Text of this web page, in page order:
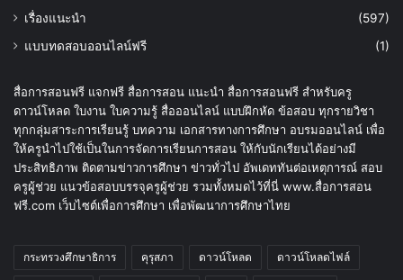
เรื่องแนะนำ
(597)
แบบทดสอบออนไลน์ฟรี
(1)
สื่อการสอนฟรี แจกฟรี สื่อการสอน แนะนำ สื่อการสอนฟรี สำหรับครู
ดาวน์โหลด ใบงาน ใบความรู้ สื่อออนไลน์ แบบฝึกหัด ข้อสอบ ทุกรายวิชา
ทุกกลุ่มสาระการเรียนรู้ บทความ เอกสารทางการศึกษา อบรมออนไลน์ เพื่อ
ให้ครูนำไปใช้เป็นในการจัดการเรียนการสอน ให้กับนักเรียนได้อย่างมี
ประสิทธิภาพ ติดตามข่าวการศึกษา ข่าวทั่วไป อัพเดททันต่อเหตุการณ์ สอบ
ครูผู้ช่วย แนวข้อสอบบรรจุครูผู้ช่วย รวมทั้งหมดไว้ที่นี่ www.สื่อการสอน
ฟรี.com เว็บไซต์เพื่อการศึกษา เพื่อพัฒนาการศึกษาไทย
กระทรวงศึกษาธิการ คุรุสภา ดาวน์โหลด ดาวน์โหลดไฟล์